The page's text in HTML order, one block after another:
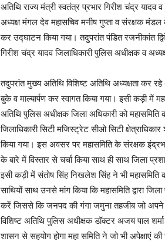
अतिथि राज्य मंत्री स्वतंत्र प्रभार गिरीश चंद्र यादव
अध्यक्ष मंगल देव महासचिव मनीष गुप्ता व संरक्षक
कर उद्घाटन किया गया। तदुपरांत पंडित रजनीकांत
गिरीश चंद्र यादव जिलाधिकारी पुलिस अधीक्षक व अध्यक्ष
तदुपरांत मुख्य अतिथि विशिष्ट अतिथि अध्यक्षता कर
बुके व माल्यार्पण कर स्वागत किया गया। इसी कड़ी में
अतिथि पुलिस अधीक्षक जिला अधिकारी को
जिलाधिकारी सिटी मजिस्ट्रेट सीओ सिटी
किया गया। इस अवसर पर महासमिति के संरक्षक
के बारे में विस्तार से चर्चा किया साथ ही साथ जिला
इसी कड़ी में संतोष सिंह निखलेश सिंह ने भी महासमिति
साथियों साथ उनसे मांग किया कि महासमिति द्वारा
करें जिससे कि जनपद की गंगा जमुना तहजीब जो
विशिष्ट अतिथि पुलिस अधीक्षक डॉक्टर अजय पाल
शासन से सहयोग होगा महा समिति ने जो भी अपेक्षाएं